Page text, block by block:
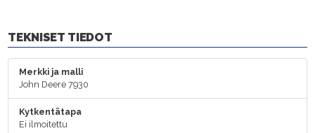
TEKNISET TIEDOT
Merkki ja malli
John Deere 7930
Kytkentätapa
Ei ilmoitettu